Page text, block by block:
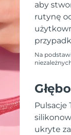
aby
rutynę
Na
Pulsacje
ukryte